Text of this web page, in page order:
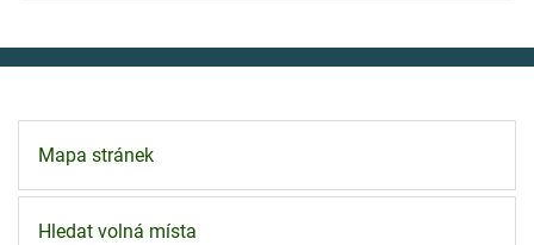
Mapa stránek
Hledat volná místa